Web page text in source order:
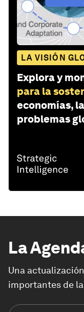
LA VISIÓN
Explora y
para la
economías,
problemas
La
Una
importantes de